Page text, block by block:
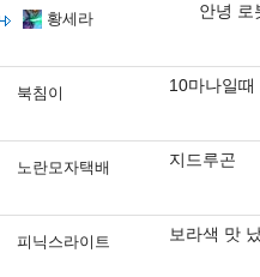
황세라 안녕 로
북침이 10마나일
노란모자택배 지드루곤
피닉스라이트 보라색 맛